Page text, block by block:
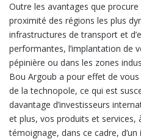
Outre les avantages que
proximité des régions les plus
infrastructures de transport et
performantes, l’implantation de
pépinière ou dans les zones
Bou Argoub a pour effet de
de la technopole, ce qui est
davantage d’investisseurs
et plus, vos produits et services,
témoignage, dans ce cadre,